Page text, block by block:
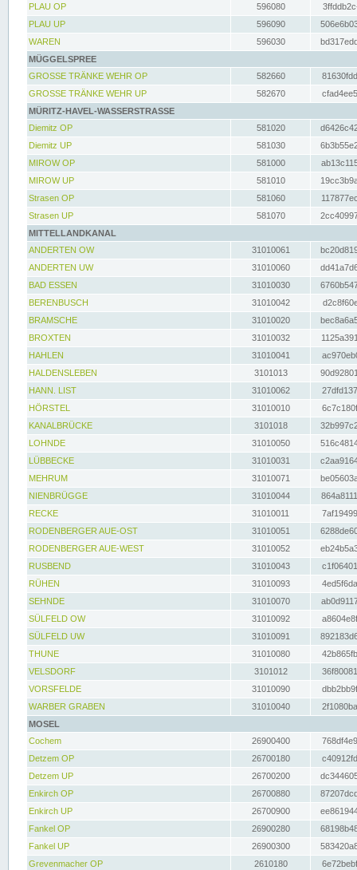
PLAU OP
596080
PLAU UP
596090
WAREN
596030
MÜGGELSPREE
GROSSE TRÄNKE WEHR OP
582660
GROSSE TRÄNKE WEHR UP
582670
MÜRITZ-HAVEL-WASSERSTRASSE
Diemitz OP
581020
Diemitz UP
581030
MIROW OP
581000
MIROW UP
581010
Strasen OP
581060
Strasen UP
581070
MITTELLANDKANAL
ANDERTEN OW
31010061
ANDERTEN UW
31010060
BAD ESSEN
31010030
BERENBUSCH
31010042
BRAMSCHE
31010020
BROXTEN
31010032
HAHLEN
31010041
HALDENSLEBEN
3101013
HANN. LIST
31010062
HÖRSTEL
31010010
KANALBRÜCKE
3101018
LOHNDE
31010050
LÜBBECKE
31010031
MEHRUM
31010071
NIENBRÜGGE
31010044
RECKE
31010011
RODENBERGER AUE-OST
31010051
RODENBERGER AUE-WEST
31010052
RUSBEND
31010043
RÜHEN
31010093
SEHNDE
31010070
SÜLFELD OW
31010092
SÜLFELD UW
31010091
THUNE
31010080
VELSDORF
3101012
VORSFELDE
31010090
WARBER GRABEN
31010040
MOSEL
Cochem
26900400
Detzem OP
26700180
Detzem UP
26700200
Enkirch OP
26700880
Enkirch UP
26700900
Fankel OP
26900280
Fankel UP
26900300
Grevenmacher OP
2610180